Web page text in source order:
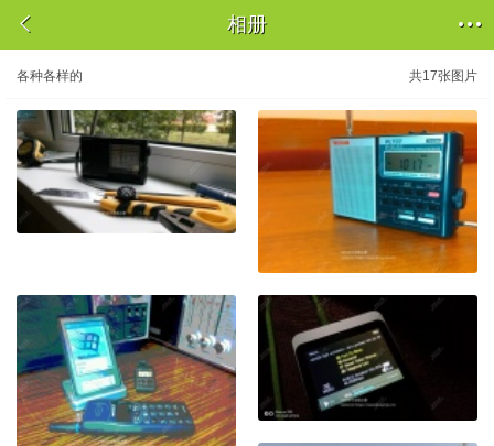
 相册 
各种各样的 共17张图片